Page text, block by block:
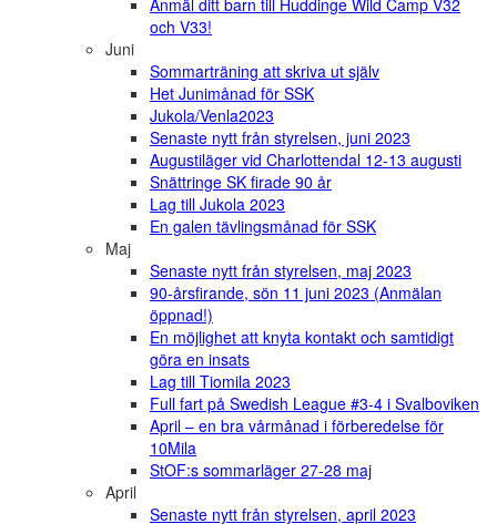
Anmäl ditt barn till Huddinge Wild Camp V32
och V33!
Juni
Sommarträning att skriva ut själv
Het Junimånad för SSK
Jukola/Venla2023
Senaste nytt från styrelsen, juni 2023
Augustiläger vid Charlottendal 12-13 augusti
Snättringe SK firade 90 år
Lag till Jukola 2023
En galen tävlingsmånad för SSK
Maj
Senaste nytt från styrelsen, maj 2023
90-årsfirande, sön 11 juni 2023 (Anmälan
öppnad!)
En möjlighet att knyta kontakt och samtidigt
göra en insats
Lag till Tiomila 2023
Full fart på Swedish League #3-4 i Svalboviken
April – en bra vårmånad i förberedelse för
10Mila
StOF:s sommarläger 27-28 maj
April
Senaste nytt från styrelsen, april 2023